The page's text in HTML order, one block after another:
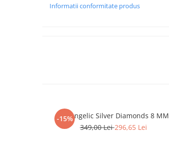
Informatii conformitate produs
-15%
Set Angelic Silver Diamonds 8 MM
349,00 Lei296,65 Lei